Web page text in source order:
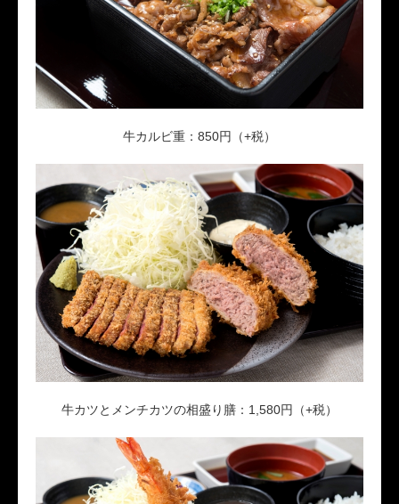
牛カルビ重：850円（+税）
牛カツとメンチカツの相盛り膳：1,580円（+税）